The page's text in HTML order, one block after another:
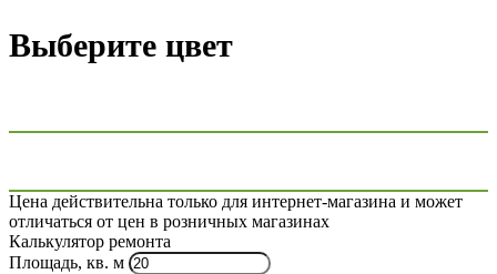
Выберите цвет
Цена действительна только для интернет-магазина и может
отличаться от цен в розничных магазинах
Калькулятор ремонта
Площадь, кв. м